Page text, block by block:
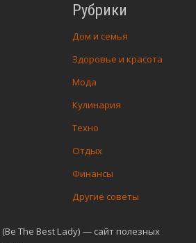
The Best Lady) — сайт полезных
Рубрики
Дом и семья
Здоровье и красота
Мода
Кулинария
Техно
Отдых
Финансы
Другие советы